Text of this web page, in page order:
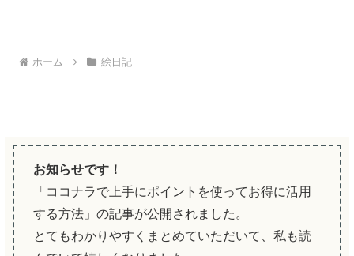
ホーム 絵日記
お知らせです！
「ココナラで上手にポイントを使ってお得に活用
する方法」の記事が公開されました。
とてもわかりやすくまとめていただいて、私も読